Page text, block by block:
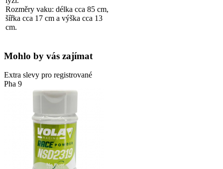
Rozměry vaku: délka cca 85 cm,
šířka cca 17 cm a výška cca 13
cm.
Mohlo by vás zajímat
Extra slevy pro registrované
Pha 9